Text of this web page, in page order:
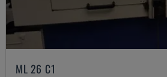
ML 26 C1